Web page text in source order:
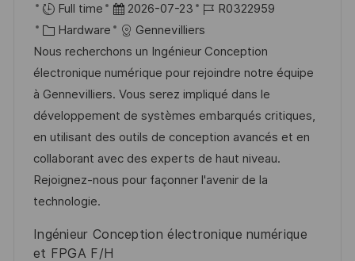
f
g
r
t
Full time
D
a
t
u
m
d
e
r
V
ö
2026-07-23
J
o
b
-
I
D
R0322959
K
a
t
e
g
o
r
i
e
Hardware
Gennevilliers
Nous recherchons un Ingénieur Conception
électronique numérique pour rejoindre notre équipe
à Gennevilliers. Vous serez impliqué dans le
développement de systèmes embarqués critiques,
en utilisant des outils de conception avancés et en
collaborant avec des experts de haut niveau.
Rejoignez-nous pour façonner l'avenir de la
technologie.
Ingénieur Conception électronique numérique
et FPGA F/H